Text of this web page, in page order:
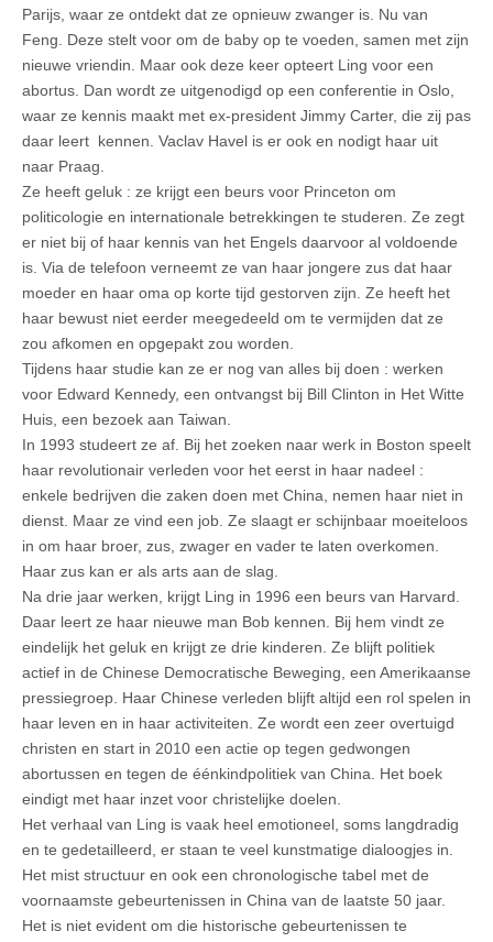
Parijs, waar ze ontdekt dat ze opnieuw zwanger is. Nu van
Feng. Deze stelt voor om de baby op te voeden, samen met zijn
nieuwe vriendin. Maar ook deze keer opteert Ling voor een
abortus. Dan wordt ze uitgenodigd op een conferentie in Oslo,
waar ze kennis maakt met ex-president Jimmy Carter, die zij pas
daar leert kennen. Vaclav Havel is er ook en nodigt haar uit
naar Praag.
Ze heeft geluk : ze krijgt een beurs voor Princeton om
politicologie en internationale betrekkingen te studeren. Ze zegt
er niet bij of haar kennis van het Engels daarvoor al voldoende
is. Via de telefoon verneemt ze van haar jongere zus dat haar
moeder en haar oma op korte tijd gestorven zijn. Ze heeft het
haar bewust niet eerder meegedeeld om te vermijden dat ze
zou afkomen en opgepakt zou worden.
Tijdens haar studie kan ze er nog van alles bij doen : werken
voor Edward Kennedy, een ontvangst bij Bill Clinton in Het Witte
Huis, een bezoek aan Taiwan.
In 1993 studeert ze af. Bij het zoeken naar werk in Boston speelt
haar revolutionair verleden voor het eerst in haar nadeel :
enkele bedrijven die zaken doen met China, nemen haar niet in
dienst. Maar ze vind een job. Ze slaagt er schijnbaar moeiteloos
in om haar broer, zus, zwager en vader te laten overkomen.
Haar zus kan er als arts aan de slag.
Na drie jaar werken, krijgt Ling in 1996 een beurs van Harvard.
Daar leert ze haar nieuwe man Bob kennen. Bij hem vindt ze
eindelijk het geluk en krijgt ze drie kinderen. Ze blijft politiek
actief in de Chinese Democratische Beweging, een Amerikaanse
pressiegroep. Haar Chinese verleden blijft altijd een rol spelen in
haar leven en in haar activiteiten. Ze wordt een zeer overtuigd
christen en start in 2010 een actie op tegen gedwongen
abortussen en tegen de éénkindpolitiek van China. Het boek
eindigt met haar inzet voor christelijke doelen.
Het verhaal van Ling is vaak heel emotioneel, soms langdradig
en te gedetailleerd, er staan te veel kunstmatige dialoogjes in.
Het mist structuur en ook een chronologische tabel met de
voornaamste gebeurtenissen in China van de laatste 50 jaar.
Het is niet evident om die historische gebeurtenissen te